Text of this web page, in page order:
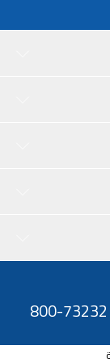
800-73232